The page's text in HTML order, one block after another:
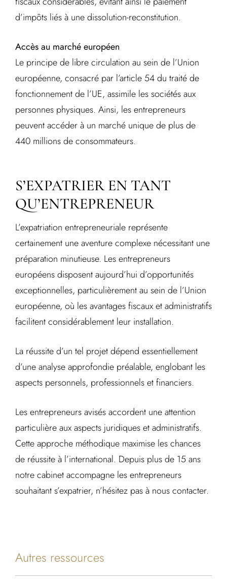
d’impôts liés à une dissolution-reconstitution.
Accès au marché européen
Le principe de libre circulation au sein de l’Union
européenne, consacré par l’article 54 du traité de
fonctionnement de l’UE, assimile les sociétés aux
personnes physiques. Ainsi, les entrepreneurs
peuvent accéder à un marché unique de plus de
440 millions de consommateurs.
S’EXPATRIER EN TANT
QU’ENTREPRENEUR
L’expatriation entrepreneuriale représente
certainement une aventure complexe nécessitant une
préparation minutieuse. Les entrepreneurs
européens disposent aujourd’hui d’opportunités
exceptionnelles, particulièrement au sein de l’Union
européenne, où les avantages fiscaux et administratifs
facilitent considérablement leur installation.
La réussite d’un tel projet dépend essentiellement
d’une analyse approfondie préalable, englobant les
aspects personnels, professionnels et financiers.
Les entrepreneurs avisés accordent une attention
particulière aux aspects juridiques et administratifs.
Cette approche méthodique maximise les chances
de réussite à l’international. Depuis plus de 15 ans
notre cabinet accompagne les entrepreneurs
souhaitant s’expatrier, n’hésitez pas à nous contacter.
Autres ressources